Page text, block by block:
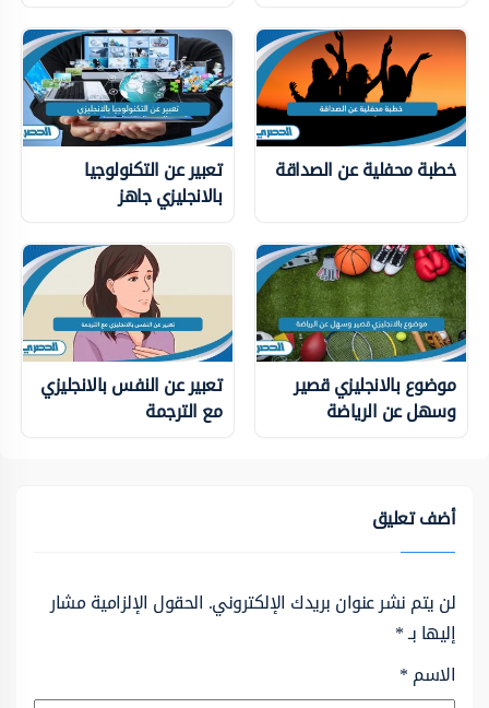
خطبة محفلية عن الصداقة تعبير عن التكنولوجيا
بالانجليزي جاهز
موضوع بالانجليزي قصير
وسهل عن الرياضة
تعبير عن النفس بالانجليزي
مع الترجمة
أضف تعليق
لن يتم نشر عنوان بريدك الإلكتروني. الحقول الإلزامية مشار
إليها بـ*
الاسم*